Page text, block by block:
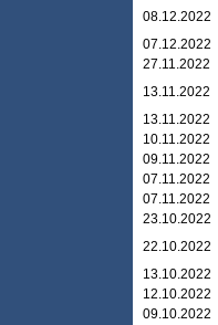
08.12.2022
07.12.2022
27.11.2022
13.11.2022
13.11.2022
10.11.2022
09.11.2022
07.11.2022
07.11.2022
23.10.2022
22.10.2022
13.10.2022
12.10.2022
09.10.2022